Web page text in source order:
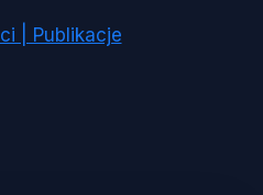
| Publikacje